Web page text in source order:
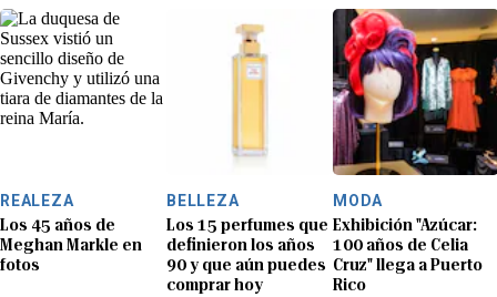
REALEZA
Los 45 años de
Meghan Markle en
fotos
BELLEZA
Los 15 perfumes que
definieron los años
90 y que aún puedes
comprar hoy
MODA
Exhibición "Azúcar:
100 años de Celia
Cruz" llega a Puerto
Rico